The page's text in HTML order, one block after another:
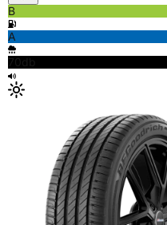
B
A
70db